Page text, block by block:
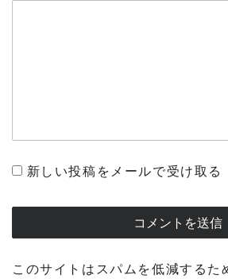
新しい投稿をメールで受け取る
このサイトはスパムを低減する